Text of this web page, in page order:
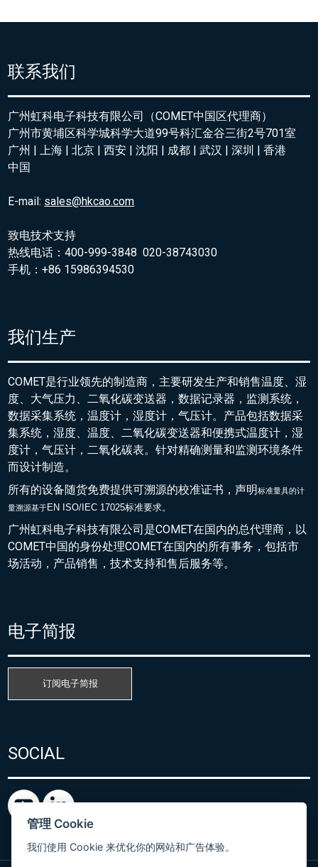
联系我们
广州虹科电子科技有限公司（COMET中国区代理商）
广州市黄埔区科学城科学大道99号科汇金谷三街2号701室
广州 | 上海 | 北京 | 西安 | 沈阳 | 成都 | 武汉 | 深圳 | 香港
中国
E-mail: sales@hkcao.com
致电技术支持
热线电话：400-999-3848 020-38743030
手机：+86 15986394530
我们生产
COMET是行业领先的制造商，主要研发生产和销售温度、湿
度、大气压力、二氧化碳变送器，数据记录器，监测系统，
数据采集系统，温度计，湿度计，气压计。产品包括数据采
集系统，湿度、温度、二氧化碳变送器和便携式温度计，湿
度计，气压计，二氧化碳表。针对精确测量和监测环境条件
而设计制造。
所有的设备随货免费提供可溯源的校准证书，声明标准量具的计
量溯源基于EN ISO/IEC 17025标准要求。
广州虹科电子科技有限公司是COMET在国内的总代理商，以
COMET中国的身份处理COMET在国内的所有事务，包括市
场活动，产品销售，技术支持和售后服务等。
电子简报
订阅电子简报
SOCIAL
管理 Cookie
我们使用 Cookie 来优化你的网站和广告体验。